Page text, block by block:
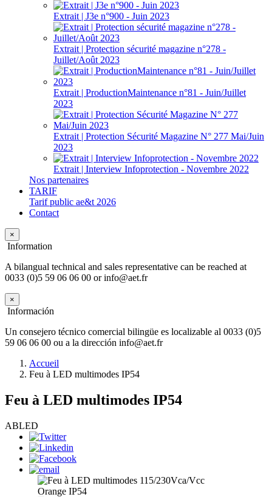
Extrait | J3e n°900 - Juin 2023
Extrait | Protection sécurité magazine n°278 -
Juillet/Août 2023
Extrait | ProductionMaintenance n°81 - Juin/Juillet
2023
Extrait | Protection Sécurité Magazine N° 277 Mai/Juin
2023
Extrait | Interview Infoprotection - Novembre 2022
Nos partenaires
TARIF
Tarif public ae&t 2026
Contact
×
Information
A bilangual technical and sales representative can be reached at
0033 (0)5 59 06 06 00 or info@aet.fr
×
Información
Un consejero técnico comercial bilingüe es localizable al 0033 (0)5
59 06 06 00 ou a la dirección info@aet.fr
Accueil
Feu à LED multimodes IP54
Feu à LED multimodes IP54
ABLED